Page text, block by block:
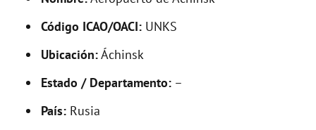
o
Código ICAO/OACI: UNKS
Ubicación:Áchinsk
Estado / Departamento: –
País: Rusia